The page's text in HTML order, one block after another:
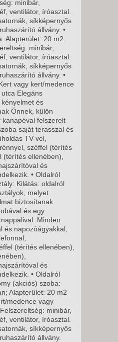
VASÁRNAP
VASÁRNAP
VASÁRNAP
VASÁRNAP
VASÁRNAP
07.,
14.,
21.,
28.,
minibár,
ventilátor, íróasztal.
síkképernyős
állvány. •
Alapterület: 20 m2
minibár,
ventilátor, íróasztal.
síkképernyős
állvány. •
vagy kert/medence
Elegáns
és
Önnek, külön
kanapéval felszerelt
saját terasszal és
TV-vel,
széffel (térítés
(térítés ellenében),
és
• Oldalról
Kilátás: oldalról
melyet
biztosítanak
és egy
Minden
és napozóágyakkal,
(térítés ellenében),
és
• Oldalról
(akciós) szoba:
Alapterület: 20 m2
medence vagy
minibár,
ventilátor, íróasztal.
síkképernyős
állvány.